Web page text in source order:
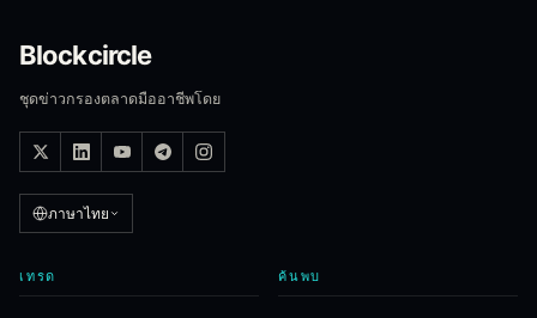
Blockcircle
ชุดข่าวกรองตลาดมืออาชีพโดย
ภาษาไทย
เทรด ค้นพบ